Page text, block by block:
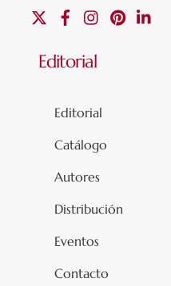
FacebookInstagramPinterest
Editorial
Editorial
Catálogo
Autores
Distribución
Eventos
Contacto